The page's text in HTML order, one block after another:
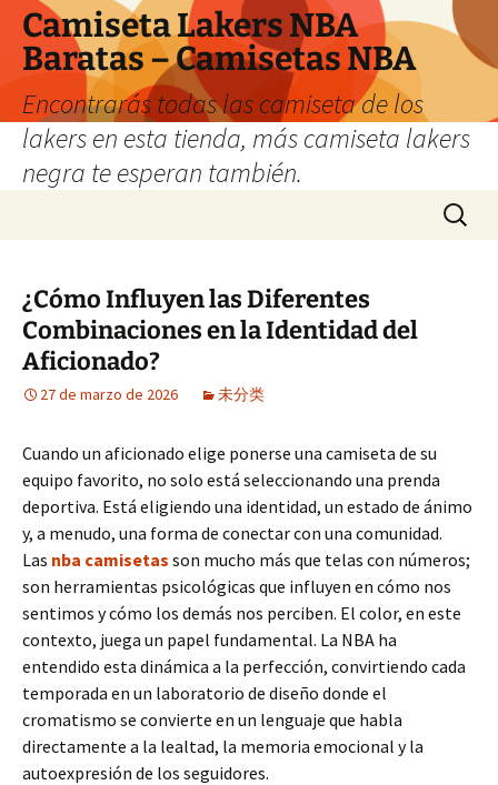
Camiseta Lakers NBA
Baratas – Camisetas NBA
Encontrarás todas las camiseta de los
lakers en esta tienda, más camiseta lakers
negra te esperan también.
Buscar:
¿Cómo Influyen las Diferentes
Combinaciones en la Identidad del
Aficionado?
27 de marzo de 2026 未分类
Cuando un aficionado elige ponerse una camiseta de su
equipo favorito, no solo está seleccionando una prenda
deportiva. Está eligiendo una identidad, un estado de ánimo
y, a menudo, una forma de conectar con una comunidad.
Las nba camisetas son mucho más que telas con números;
son herramientas psicológicas que influyen en cómo nos
sentimos y cómo los demás nos perciben. El color, en este
contexto, juega un papel fundamental. La NBA ha
entendido esta dinámica a la perfección, convirtiendo cada
temporada en un laboratorio de diseño donde el
cromatismo se convierte en un lenguaje que habla
directamente a la lealtad, la memoria emocional y la
autoexpresión de los seguidores.